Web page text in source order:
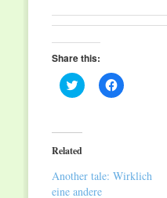
Share this:
Click
to
(Opens
in
new
Click
to
Related
Another tale: Wirklich
eine andere